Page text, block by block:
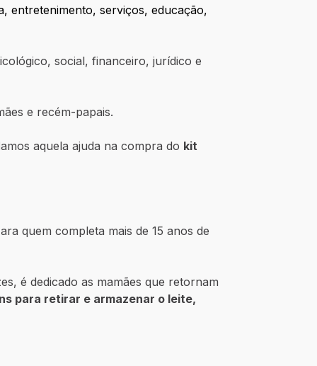
entretenimento, serviços, educação,
social, financeiro, jurídico e
e recém-papais.
aquela ajuda na compra do kit
quem completa mais de 15 anos de
é dedicado as mamães que retornam
para retirar e armazenar o leite,